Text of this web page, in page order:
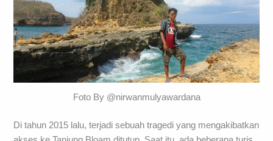
Foto By @nirwanmulyawardana
Di tahun 2015 lalu, terjadi sebuah tragedi yang mengakibatkan